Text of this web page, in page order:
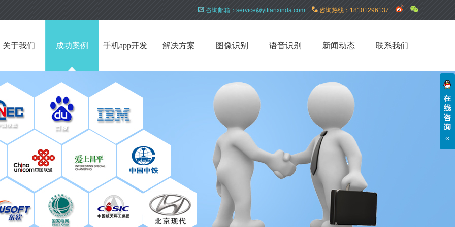
咨询邮箱： service@yitianxinda.com 咨询热线： 18101296137
关于我们 成功案例 手机app开发 解决方案 图像识别 语音识别 新闻动态 联系我们